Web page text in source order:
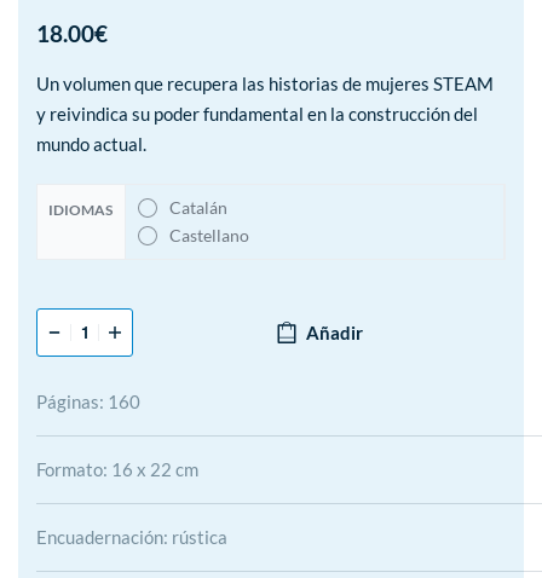
18.00€
Un volumen que recupera las historias de mujeres STEAM
y reivindica su poder fundamental en la construcción del
mundo actual.
IDIOMAS
Catalán
Castellano
Añadir
Páginas: 160
Formato: 16 x 22 cm
Encuadernación: rústica